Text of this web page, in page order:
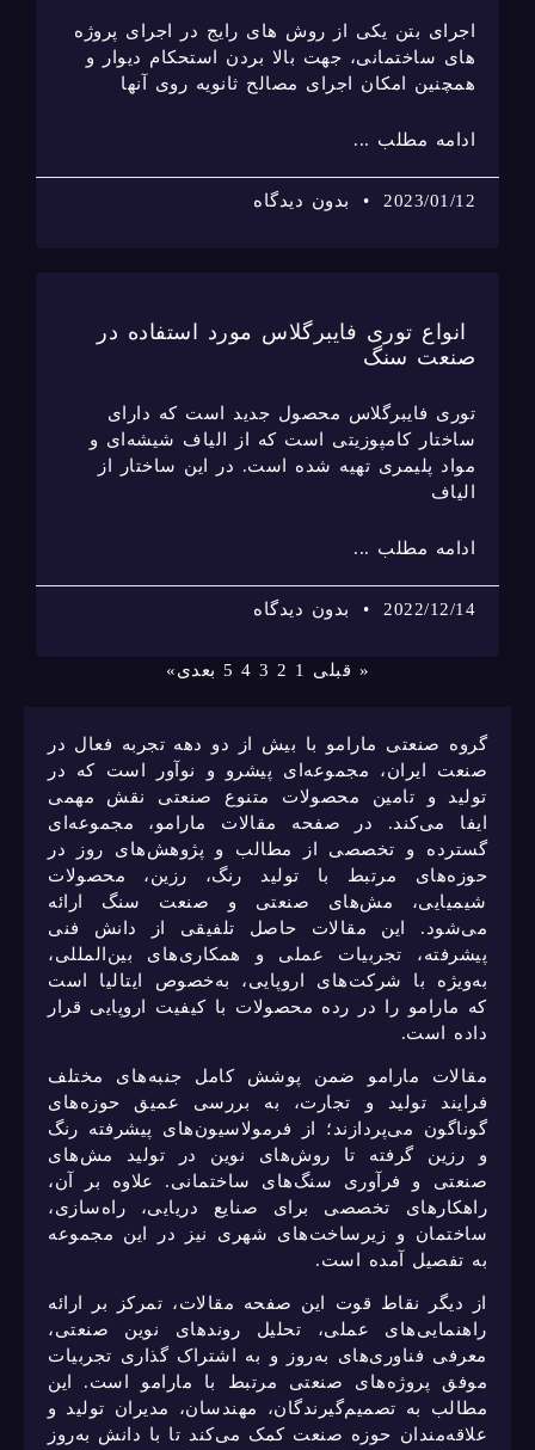
اجرای بتن یکی از روش های رایج در اجرای پروژه
های ساختمانی، جهت بالا بردن استحکام دیوار و
همچنین امکان اجرای مصالح ثانویه روی آنها
ادامه مطلب ...
2023/01/12 بدون دیدگاه
انواع توری فایبرگلاس مورد استفاده در
صنعت سنگ
توری فایبرگلاس محصول جدید است که دارای
ساختار کامپوزیتی است که از الیاف شیشه‌ای و
مواد پلیمری تهیه شده است. در این ساختار از
الیاف
ادامه مطلب ...
2022/12/14 بدون دیدگاه
« قبلی 1
2
3
4
5 بعدی»
گروه صنعتی مارامو با بیش از دو دهه تجربه فعال در
صنعت ایران، مجموعه‌ای پیشرو و نوآور است که در
تولید و تامین محصولات متنوع صنعتی نقش مهمی
ایفا می‌کند. در صفحه مقالات مارامو، مجموعه‌ای
گسترده و تخصصی از مطالب و پژوهش‌های روز در
حوزه‌های مرتبط با تولید رنگ، رزین، محصولات
شیمیایی، مش‌های صنعتی و صنعت سنگ ارائه
می‌شود. این مقالات حاصل تلفیقی از دانش فنی
پیشرفته، تجربیات عملی و همکاری‌های بین‌المللی،
به‌ویژه با شرکت‌های اروپایی، به‌خصوص ایتالیا است
که مارامو را در رده محصولات با کیفیت اروپایی قرار
داده است.
مقالات مارامو ضمن پوشش کامل جنبه‌های مختلف
فرایند تولید و تجارت، به بررسی عمیق حوزه‌های
گوناگون می‌پردازند؛ از فرمولاسیون‌های پیشرفته رنگ
و رزین گرفته تا روش‌های نوین در تولید مش‌های
صنعتی و فرآوری سنگ‌های ساختمانی. علاوه بر آن،
راهکارهای تخصصی برای صنایع دریایی، راه‌سازی،
ساختمان و زیرساخت‌های شهری نیز در این مجموعه
به تفصیل آمده است.
از دیگر نقاط قوت این صفحه مقالات، تمرکز بر ارائه
راهنمایی‌های عملی، تحلیل روندهای نوین صنعتی،
معرفی فناوری‌های به‌روز و به اشتراک گذاری تجربیات
موفق پروژه‌های صنعتی مرتبط با مارامو است. این
مطالب به تصمیم‌گیرندگان، مهندسان، مدیران تولید و
علاقه‌مندان حوزه صنعت کمک می‌کند تا با دانش به‌روز